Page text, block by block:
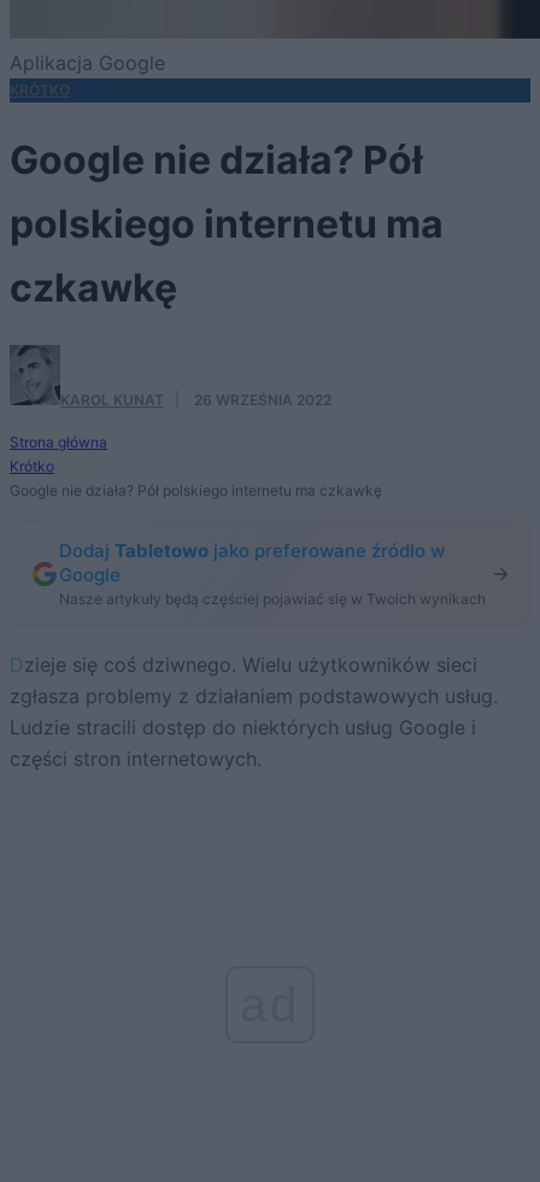
Aplikacja Google
KRÓTKO
Google nie działa? Pół
polskiego internetu ma
czkawkę
KAROL KUNAT 26 WRZEŚNIA 2022
Strona główna
Krótko
Google nie działa? Pół polskiego internetu ma czkawkę
Dodaj Tabletowo jako preferowane źródło w
Google
Nasze artykuły będą częściej pojawiać się w Twoich wynikach
Dzieje się coś dziwnego. Wielu użytkowników sieci
zgłasza problemy z działaniem podstawowych usług.
Ludzie stracili dostęp do niektórych usług Google i
części stron internetowych.